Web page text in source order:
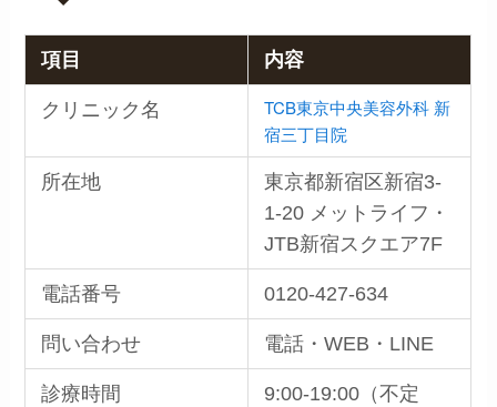
項目 内容
クリニック名
TCB東京中央美容外科 新
宿三丁目院
所在地
東京都新宿区新宿3-
1-20 メットライフ・
JTB新宿スクエア7F
電話番号 0120-427-634
問い合わせ 電話・WEB・LINE
診療時間
9:00-19:00（不定